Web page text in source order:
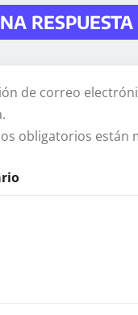
RESPUESTA
de correo
obligatorios están